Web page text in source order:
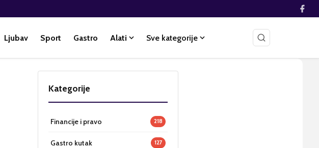
Ljubav Sport Gastro Alati Sve kategorije
Kategorije
Financije i pravo 218
Gastro kutak 127